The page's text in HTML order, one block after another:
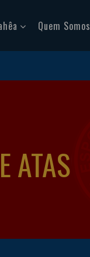
Quem Somos
ATAS